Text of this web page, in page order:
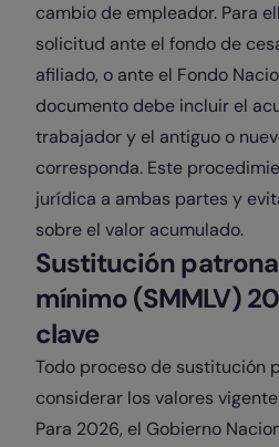
cambio de empleador. Para
solicitud ante el fondo de
afiliado, o ante el Fondo
documento debe incluir el
trabajador y el antiguo o
corresponda. Este
jurídica a ambas partes y
sobre el valor acumulado.
Sustitución
mínimo (SMMLV)
clave
Todo proceso de sustitución
considerar los valores
Para 2026, el Gobierno